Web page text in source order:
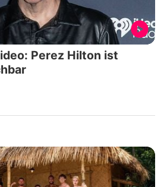
Perez Hilton ist